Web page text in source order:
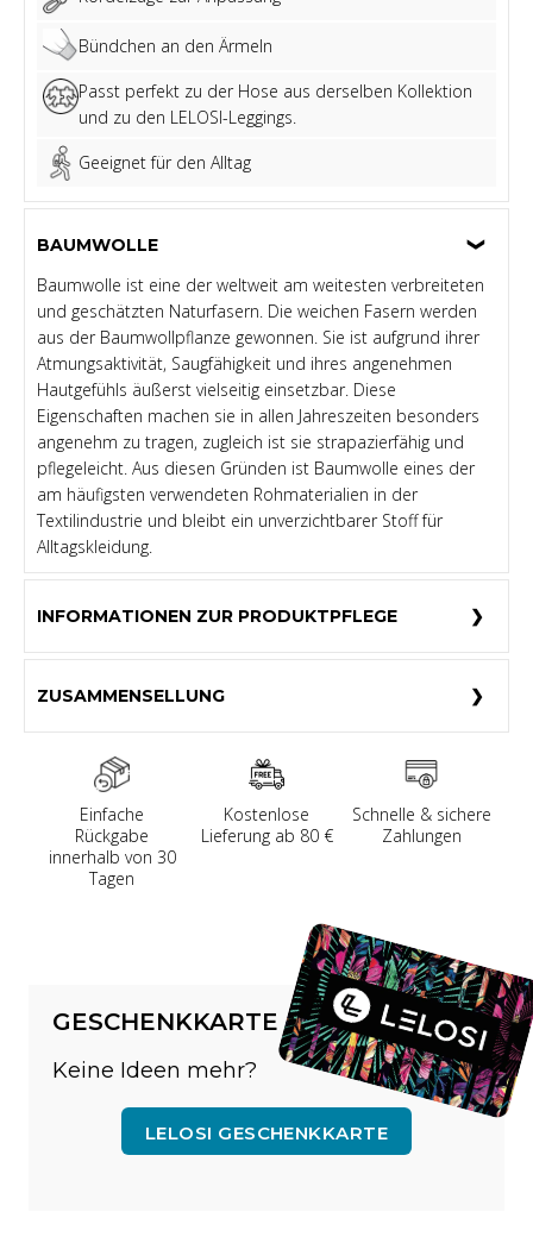
Bündchen an den Ärmeln
Passt perfekt zu der Hose aus derselben Kollektion
und zu den LELOSI-Leggings.
Geeignet für den Alltag
BAUMWOLLE
Baumwolle ist eine der weltweit am weitesten verbreiteten
und geschätzten Naturfasern. Die weichen Fasern werden
aus der Baumwollpflanze gewonnen. Sie ist aufgrund ihrer
Atmungsaktivität, Saugfähigkeit und ihres angenehmen
Hautgefühls äußerst vielseitig einsetzbar. Diese
Eigenschaften machen sie in allen Jahreszeiten besonders
angenehm zu tragen, zugleich ist sie strapazierfähig und
pflegeleicht. Aus diesen Gründen ist Baumwolle eines der
am häufigsten verwendeten Rohmaterialien in der
Textilindustrie und bleibt ein unverzichtbarer Stoff für
Alltagskleidung.
INFORMATIONEN ZUR PRODUKTPFLEGE
ZUSAMMENSELLUNG
Einfache
Rückgabe
innerhalb von 30
Tagen
Kostenlose
Lieferung ab 80 €
Schnelle & sichere
Zahlungen
GESCHENKKARTE
Keine Ideen mehr?
LELOSI GESCHENKKARTE